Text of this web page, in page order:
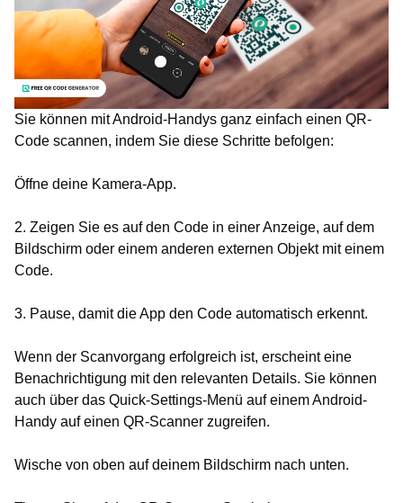
Sie können mit Android-Handys ganz einfach einen QR-
Code scannen, indem Sie diese Schritte befolgen:
Öffne deine Kamera-App.
2. Zeigen Sie es auf den Code in einer Anzeige, auf dem
Bildschirm oder einem anderen externen Objekt mit einem
Code.
3. Pause, damit die App den Code automatisch erkennt.
Wenn der Scanvorgang erfolgreich ist, erscheint eine
Benachrichtigung mit den relevanten Details. Sie können
auch über das Quick-Settings-Menü auf einem Android-
Handy auf einen QR-Scanner zugreifen.
Wische von oben auf deinem Bildschirm nach unten.